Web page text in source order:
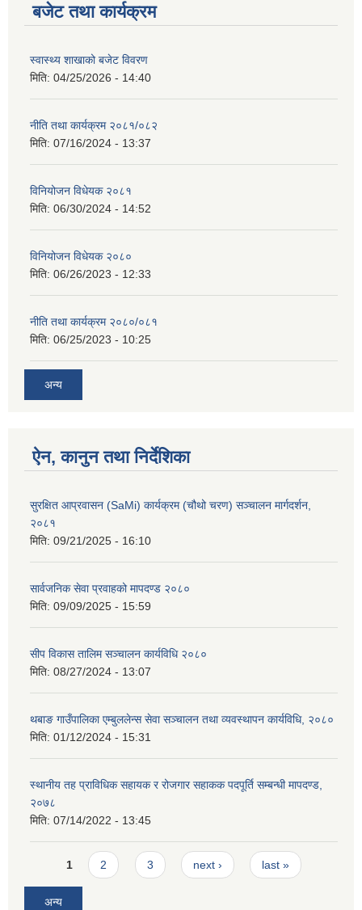
बजेट तथा कार्यक्रम
स्वास्थ्य शाखाको बजेट विवरण
मिति: 04/25/2026 - 14:40
नीति तथा कार्यक्रम २०८१/०८२
मिति: 07/16/2024 - 13:37
विनियोजन विधेयक २०८१
मिति: 06/30/2024 - 14:52
विनियोजन विधेयक २०८०
मिति: 06/26/2023 - 12:33
नीति तथा कार्यक्रम २०८०/०८१
मिति: 06/25/2023 - 10:25
अन्य
ऐन, कानुन तथा निर्देशिका
सुरक्षित आप्रवासन (SaMi) कार्यक्रम (चौथो चरण) सञ्चालन मार्गदर्शन,
२०८१
मिति: 09/21/2025 - 16:10
सार्वजनिक सेवा प्रवाहको मापदण्ड २०८०
मिति: 09/09/2025 - 15:59
सीप विकास तालिम सञ्चालन कार्यविधि २०८०
मिति: 08/27/2024 - 13:07
थबाङ गाउँपालिका एम्बुललेन्स सेवा सञ्चालन तथा व्यवस्थापन कार्यविधि, २०८०
मिति: 01/12/2024 - 15:31
स्थानीय तह प्राविधिक सहायक र रोजगार सहाकक पदपूर्ति सम्बन्धी मापदण्ड,
२०७८
मिति: 07/14/2022 - 13:45
Pages
1 2 3 next › last »
अन्य